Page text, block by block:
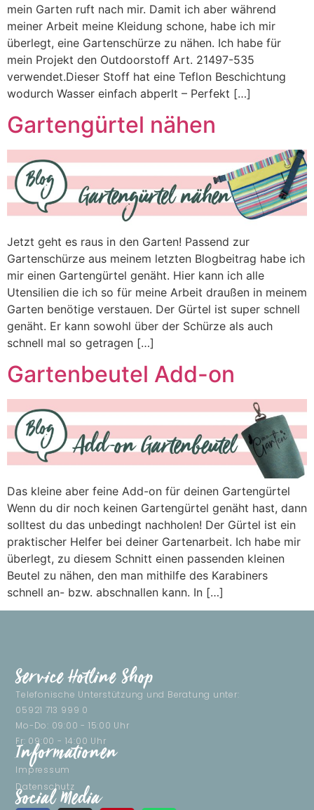
mein Garten ruft nach mir. Damit ich aber während
meiner Arbeit meine Kleidung schone, habe ich mir
überlegt, eine Gartenschürze zu nähen. Ich habe für
mein Projekt den Outdoorstoff Art. 21497-535
verwendet.Dieser Stoff hat eine Teflon Beschichtung
wodurch Wasser einfach abperlt – Perfekt […]
Gartengürtel nähen
Jetzt geht es raus in den Garten! Passend zur
Gartenschürze aus meinem letzten Blogbeitrag habe ich
mir einen Gartengürtel genäht. Hier kann ich alle
Utensilien die ich so für meine Arbeit draußen in meinem
Garten benötige verstauen. Der Gürtel ist super schnell
genäht. Er kann sowohl über der Schürze als auch
schnell mal so getragen […]
Gartenbeutel Add-on
Das kleine aber feine Add-on für deinen Gartengürtel
Wenn du dir noch keinen Gartengürtel genäht hast, dann
solltest du das unbedingt nachholen! Der Gürtel ist ein
praktischer Helfer bei deiner Gartenarbeit. Ich habe mir
überlegt, zu diesem Schnitt einen passenden kleinen
Beutel zu nähen, den man mithilfe des Karabiners
schnell an- bzw. abschnallen kann. In […]
Service Hotline Shop
Telefonische Unterstützung und Beratung unter:
05921 713 999 0
Mo-Do: 09:00 - 15:00 Uhr
Fr: 09:00 - 14:00 Uhr
Informationen
Impressum
Datenschutz
Social Media